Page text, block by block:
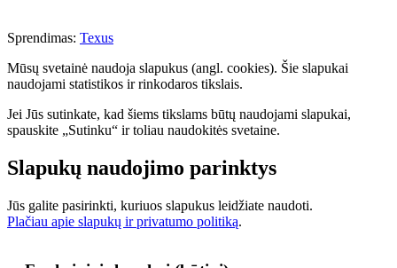
Sprendimas: Texus
Mūsų svetainė naudoja slapukus (angl. cookies). Šie slapukai
naudojami statistikos ir rinkodaros tikslais.
Jei Jūs sutinkate, kad šiems tikslams būtų naudojami slapukai,
spauskite „Sutinku“ ir toliau naudokitės svetaine.
Slapukų naudojimo parinktys
Jūs galite pasirinkti, kuriuos slapukus leidžiate naudoti.
Plačiau apie slapukų ir privatumo politiką.